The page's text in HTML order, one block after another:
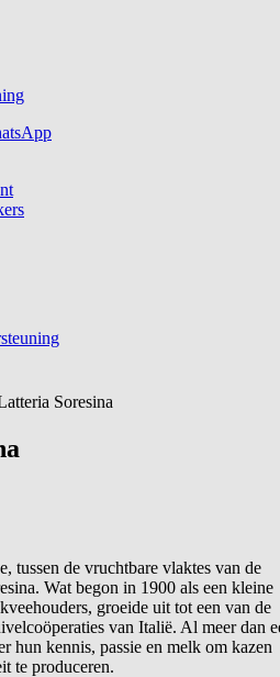
Soresina
tussen de vruchtbare vlaktes van de
Wat begon in 1900 als een kleine
groeide uit tot een van de
van Italië. Al meer dan
hun kennis, passie en melk om kazen
te produceren.